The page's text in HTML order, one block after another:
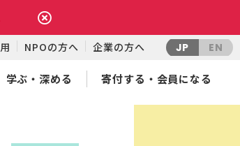
NPOの方へ 企業の方へ JP EN
学ぶ・深める 寄付する・会員になる